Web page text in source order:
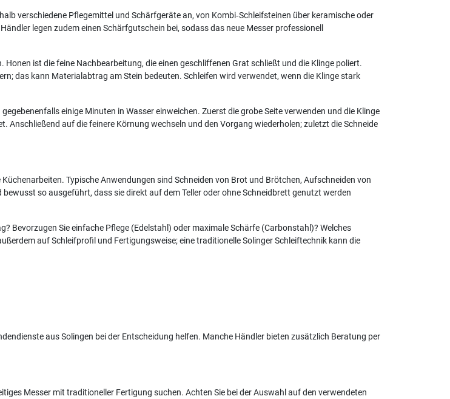
verschiedene Pflegemittel und Schärfgeräte an, von Kombi‑Schleifsteinen über keramische oder
legen zudem einen Schärfgutschein bei, sodass das neue Messer professionell
ist die feine Nachbearbeitung, die einen geschliffenen Grat schließt und die Klinge poliert.
das kann Materialabtrag am Stein bedeuten. Schleifen wird verwendet, wenn die Klinge stark
einige Minuten in Wasser einweichen. Zuerst die grobe Seite verwenden und die Klinge
Anschließend auf die feinere Körnung wechseln und den Vorgang wiederholen; zuletzt die Schneide
Typische Anwendungen sind Schneiden von Brot und Brötchen, Aufschneiden von
so ausgeführt, dass sie direkt auf dem Teller oder ohne Schneidbrett genutzt werden
Bevorzugen Sie einfache Pflege (Edelstahl) oder maximale Schärfe (Carbonstahl)? Welches
auf Schleifprofil und Fertigungsweise; eine traditionelle Solinger Schleiftechnik kann die
aus Solingen bei der Entscheidung helfen. Manche Händler bieten zusätzlich Beratung per
Messer mit traditioneller Fertigung suchen. Achten Sie bei der Auswahl auf den verwendeten